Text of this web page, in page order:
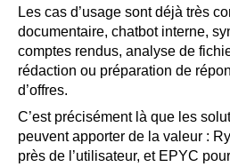
Les cas d’usage sont déjà très
documentaire, chatbot interne,
comptes rendus, analyse de
rédaction ou préparation de
d’offres.
C’est précisément là que les
peuvent apporter de la valeur :
près de l’utilisateur, et EPYC